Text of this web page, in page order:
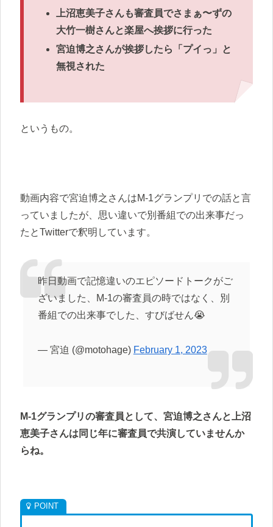
上沼恵美子さんも審査員でさまぁ〜ずの
大竹一樹さんと楽屋へ挨拶に行った
宮迫博之さんが挨拶したら「プイっ」と
無視された
というもの。
動画内容で宮迫博之さんはM-1グランプリでの話と言
っていましたが、思い違いで別番組での出来事だっ
たとTwitterで釈明しています。
昨日動画で記憶違いのエピソードトークがご
ざいました、M-1の審査員の時ではなく、別
番組での出来事でした、すびばせん😭
— 宮迫 (@motohage) February 1, 2023
M-1グランプリの審査員として、宮迫博之さんと上沼
恵美子さんは同じ年に審査員で共演していませんか
らね。